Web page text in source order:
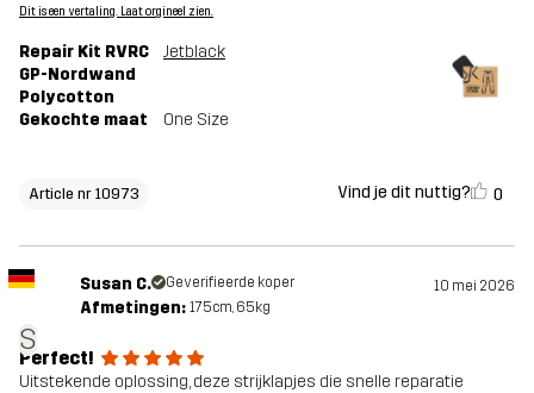
Dit is een vertaling. Laat orgineel zien.
Repair Kit RVRC
GP-Nordwand
Polycotton
Jetblack
Gekochte maat One Size
Article nr 10973 Vind je dit nuttig? 0
S
Susan C. Geverifieerde koper 10 mei 2026
Afmetingen: 175cm, 65kg
Perfect!
Uitstekende oplossing, deze strijklapjes die snelle reparatie